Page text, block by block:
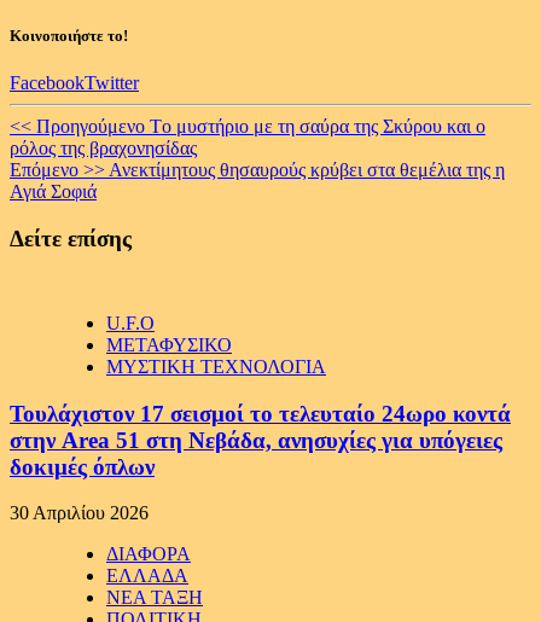
Κοινοποιήστε το!
FacebookTwitter
Continue
Reading
<< Προηγούμενο Tο μυστήριο με τη σαύρα της Σκύρου και ο
ρόλος της βραχονησίδας
Επόμενο >> Ανεκτίμητους θησαυρούς κρύβει στα θεμέλια της η
Αγιά Σοφιά
Δείτε επίσης
U.F.O
ΜΕΤΑΦΥΣΙΚΟ
ΜΥΣΤΙΚΗ ΤΕΧΝΟΛΟΓΙΑ
Τουλάχιστον 17 σεισμοί το τελευταίο 24ωρο κοντά
στην Area 51 στη Νεβάδα, ανησυχίες για υπόγειες
δοκιμές όπλων
30 Απριλίου 2026
ΔΙΑΦΟΡΑ
ΕΛΛΑΔΑ
ΝΕΑ ΤΑΞΗ